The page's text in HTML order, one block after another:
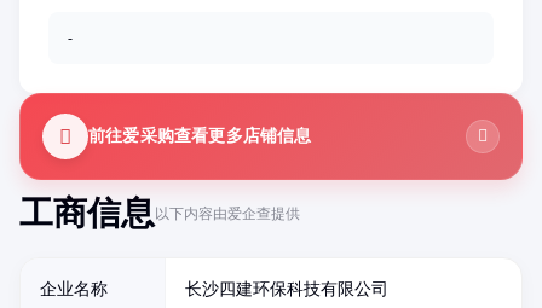
工商信息以下内容由爱企查提供
企业名称 长沙四建环保科技有限公司
-
前往爱采购查看更多店铺信息